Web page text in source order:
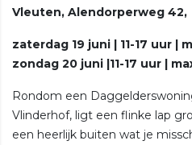
Vleuten, Alendorperweg 42,
zaterdag 19 juni | 11-17 uur |
zondag 20 juni |11-17 uur |
Rondom een
Vlinderhof, ligt een flinke lap
een heerlijk buiten wat je